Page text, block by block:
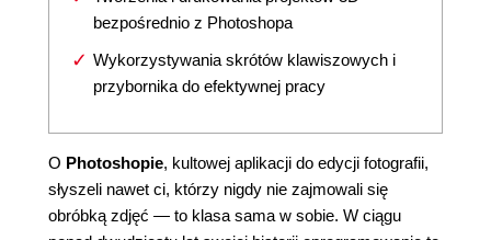
bezpośrednio z Photoshopa
Wykorzystywania skrótów klawiszowych i
przybornika do efektywnej pracy
O Photoshopie, kultowej aplikacji do edycji fotografii,
słyszeli nawet ci, którzy nigdy nie zajmowali się
obróbką zdjęć — to klasa sama w sobie. W ciągu